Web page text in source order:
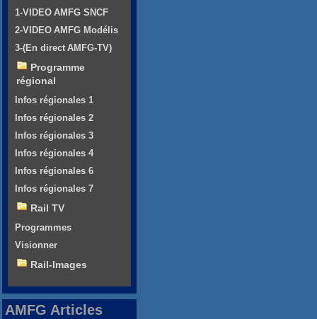
1-VIDEO AMFG SNCF
2-VIDEO AMFG Modélis
3-(En direct AMFG-TV)
Programme
régional
Infos régionales 1
Infos régionales 2
Infos régionales 3
Infos régionales 4
Infos régionales 6
Infos régionales 7
Rail TV
Programmes
Visionner
Rail-Images
AMFG Articles